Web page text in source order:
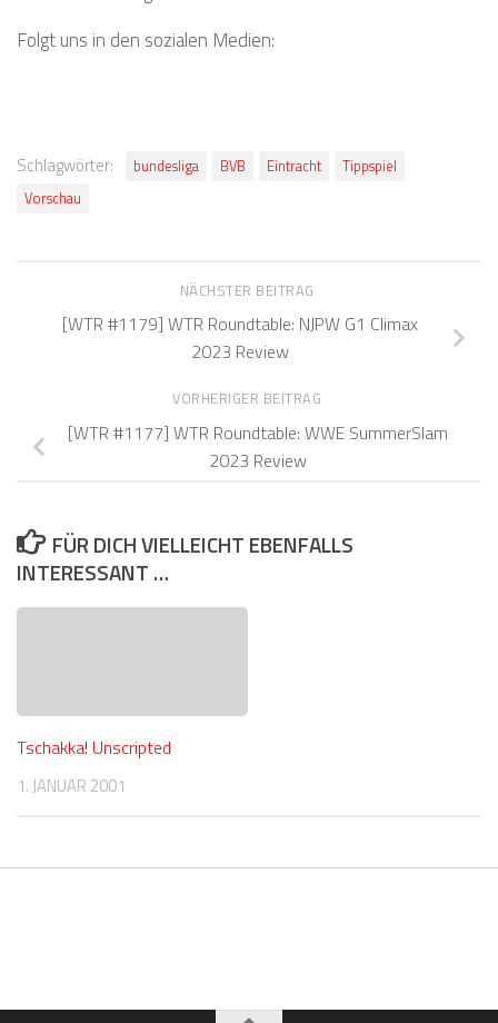
Folgt uns in den sozialen Medien:
Schlagwörter: bundesliga BVB Eintracht
Tippspiel
Vorschau
NÄCHSTER BEITRAG
[WTR #1179] WTR Roundtable: NJPW G1 Climax
2023 Review
VORHERIGER BEITRAG
[WTR #1177] WTR Roundtable: WWE SummerSlam
2023 Review
FÜR DICH VIELLEICHT EBENFALLS
INTERESSANT …
Tschakka! Unscripted
1. JANUAR 2001